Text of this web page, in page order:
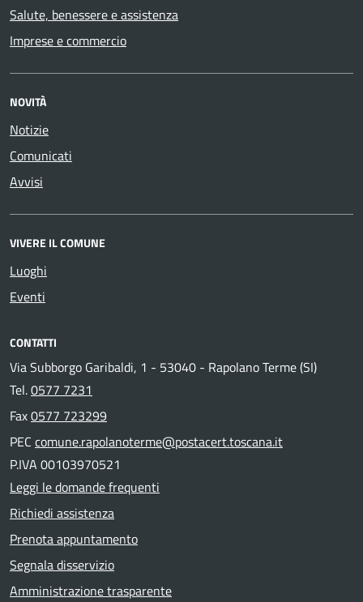
Salute, benessere e assistenza
Imprese e commercio
NOVITÀ
Notizie
Comunicati
Avvisi
VIVERE IL COMUNE
Luoghi
Eventi
CONTATTI
Via Subborgo Garibaldi, 1 - 53040 - Rapolano Terme (SI)
Tel.0577 7231
Fax0577 723299
PEC comune.rapolanoterme@postacert.toscana.it
P.IVA 00103970521
Leggi le domande frequenti
Richiedi assistenza
Prenota appuntamento
Segnala disservizio
Amministrazione trasparente